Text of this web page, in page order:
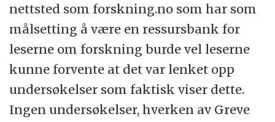
nettsted som forskning.no som har som
målsetting å være en ressursbank for
leserne om forskning burde vel leserne
kunne forvente at det var lenket opp
undersøkelser som faktisk viser dette.
Ingen undersøkelser, hverken av Greve